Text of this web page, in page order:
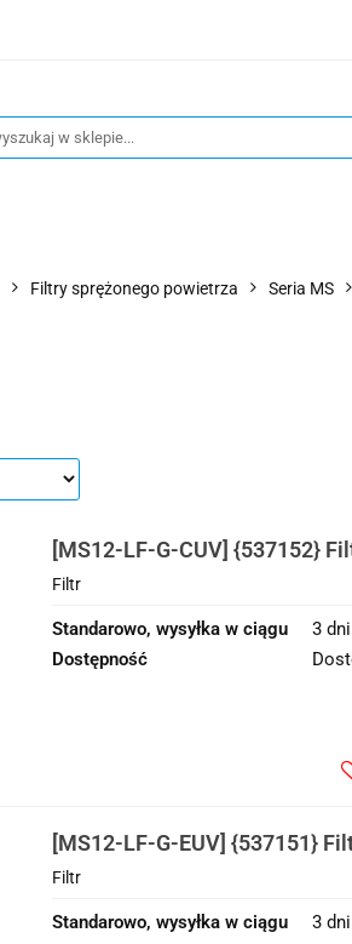
KSP
Filtry sprężonego powietrza Seria MS
[MS12-LF-G-CUV] {537152}
Filtr
Standarowo, wysyłka w ciągu
3 dni
Dostępność
[MS12-LF-G-EUV] {537151}
Filtr
Standarowo, wysyłka w ciągu
3 dni